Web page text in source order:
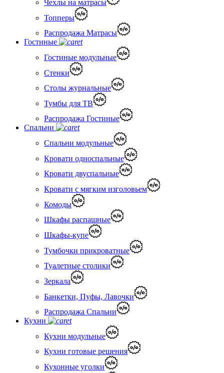
Чехлы на матрасы
Топперы
Распродажа Матрасы
Гостиные
Гостиные модульные
Стенки
Столы журнальные
Тумбы для ТВ
Распродажа Гостиные
Спальни
Спальни модульные
Кровати односпальные
Кровати двуспальные
Кровати с мягким изголовьем
Комоды
Шкафы распашные
Шкафы-купе
Тумбочки прикроватные
Туалетные столики
Зеркала
Банкетки, Пуфы, Лавочки
Распродажа Спальни
Кухни
Кухни модульные
Кухни готовые решения
Кухонные уголки